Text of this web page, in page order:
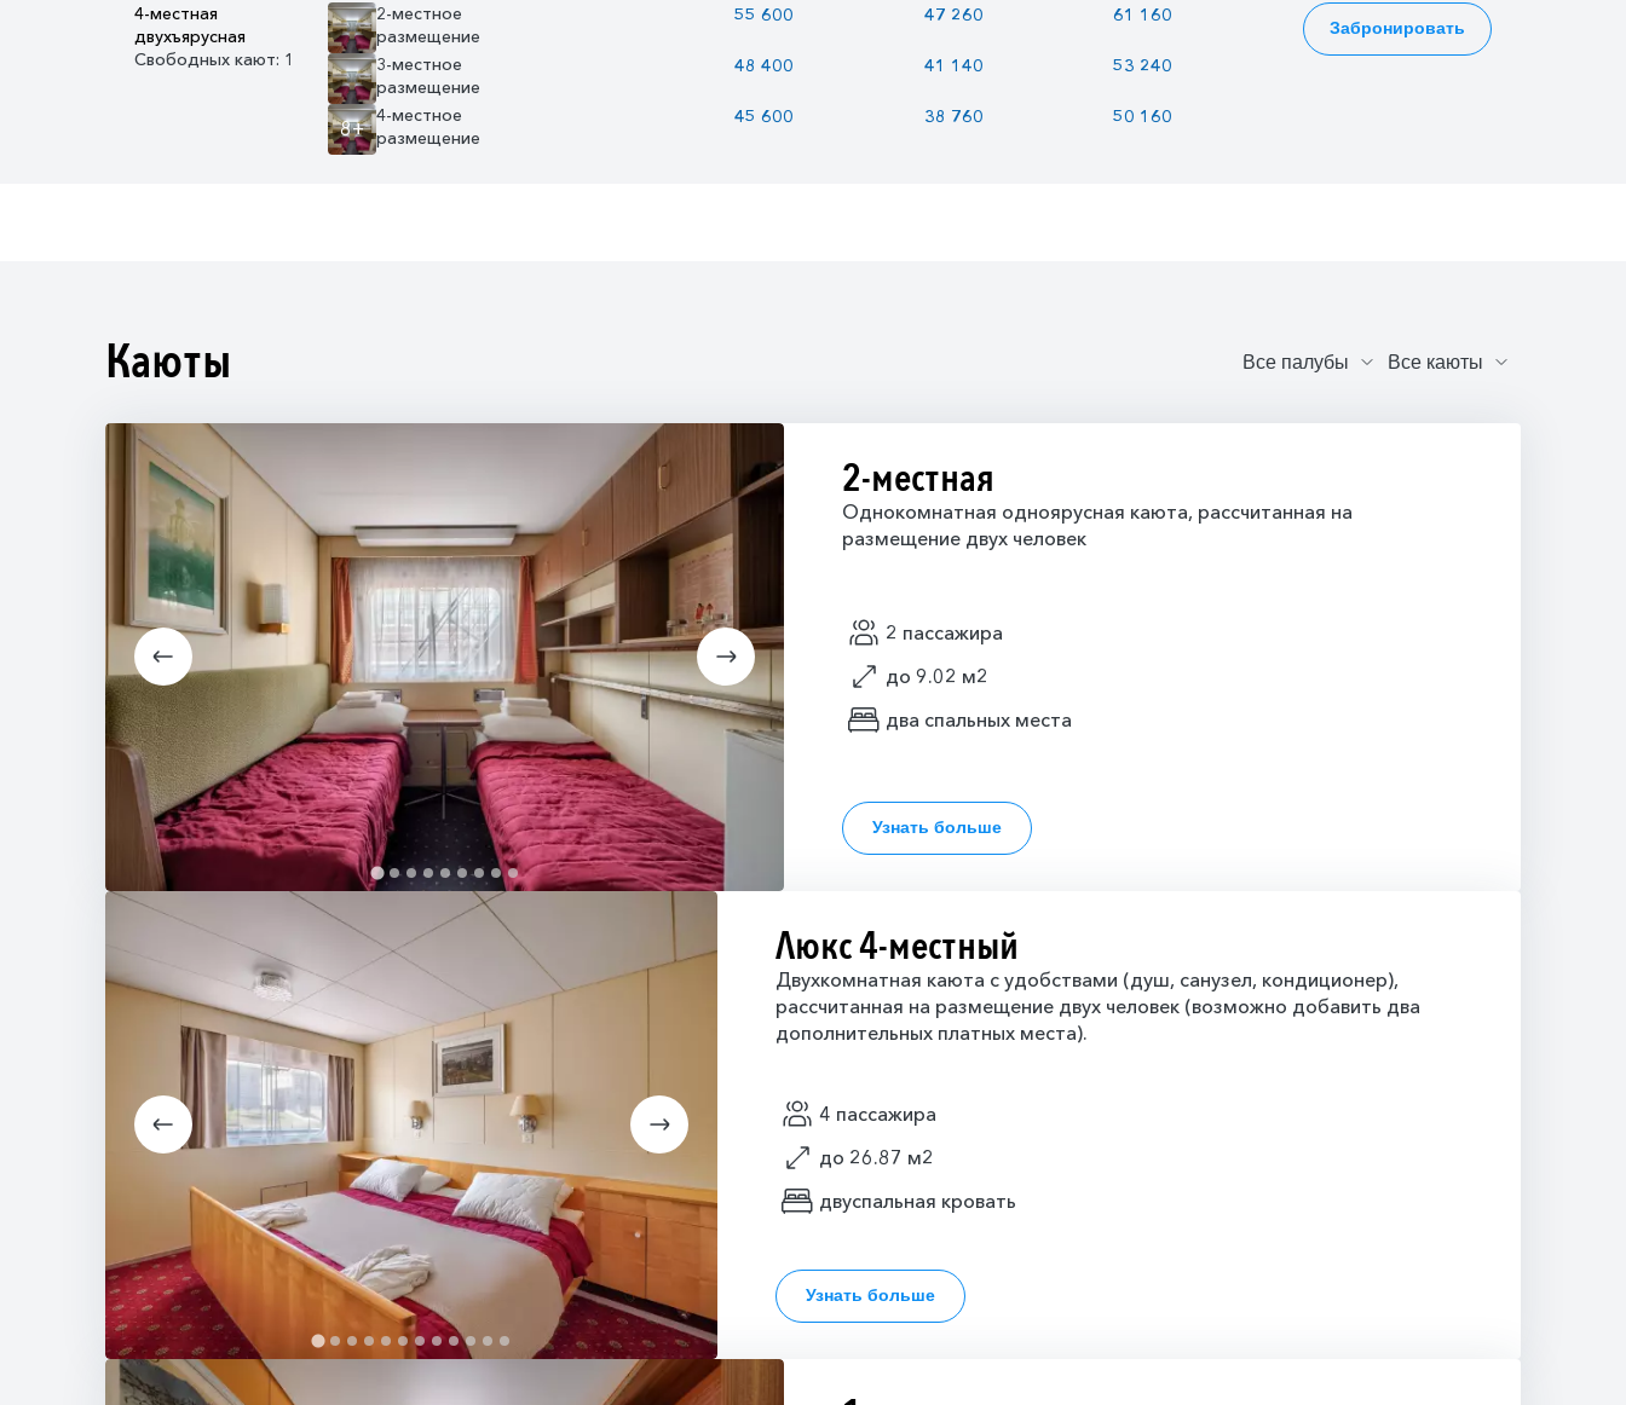
4-местная
двухъярусная
Свободных кают: 1
2-местное
размещение
55 600 47 260 61 160 52 820
3-местное
размещение
48 400 41 140 53 240
8+
4-местное
размещение
45 600 38 760 50 160
Забронировать
Каюты
2-местная
Однокомнатная одноярусная каюта, рассчитанная на
размещение двух человек
2 пассажира
до 9.02 м2
два спальных места
Узнать больше
Люкс 4-местный
Двухкомнатная каюта с удобствами (душ, санузел, кондиционер),
рассчитанная на размещение двух человек (возможно добавить два
дополнительных платных места).
4 пассажира
до 26.87 м2
двуспальная кровать
Узнать больше